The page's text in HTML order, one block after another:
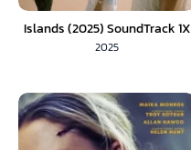
Islands (2025) SoundTrack 1X
2025